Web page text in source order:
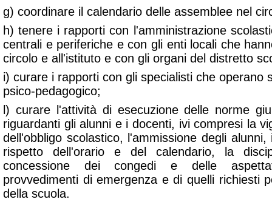
g) coordinare il calendario delle assemblee nel
h) tenere i rapporti con l'amministrazione
centrali e periferiche e con gli enti locali che
circolo e all'istituto e con gli organi del distretto
i) curare i rapporti con gli specialisti che operano
psico-pedagogico;
l) curare l'attività di esecuzione delle norme
riguardanti gli alunni e i docenti, ivi compresi la
dell'obbligo scolastico, l'ammissione degli
rispetto dell'orario e del calendario, la
concessione dei congedi e delle
provvedimenti di emergenza e di quelli richiesti
della scuola.